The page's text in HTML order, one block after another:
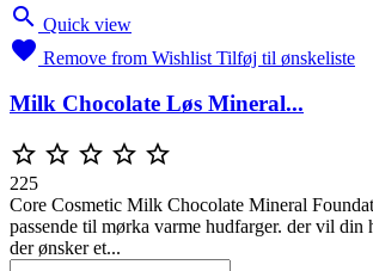
 Quick view
 Remove from Wishlist Tilføj til ønskeliste
Milk Chocolate Løs Mineral...
    
225
Core Cosmetic Milk Chocolate Mineral
passende til mørka varme hudfarger. der vil din
der ønsker et...